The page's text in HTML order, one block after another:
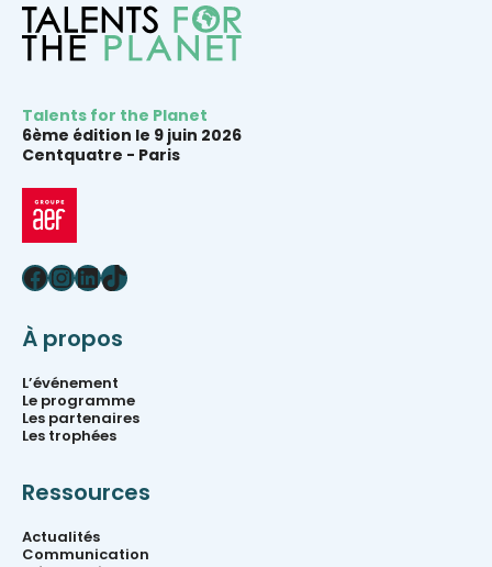
Talents for the Planet
6ème édition le 9 juin 2026
Centquatre - Paris
Facebook
Instagram
LinkedIn
TikTok
À propos
L’événement
Le programme
Les partenaires
Les trophées
Ressources
Actualités
Communication